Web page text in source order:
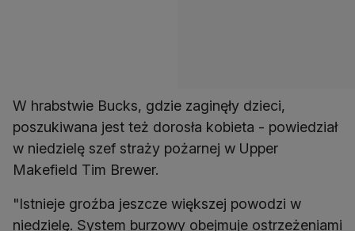
W hrabstwie Bucks, gdzie zaginęły dzieci,
poszukiwana jest też dorosła kobieta - powiedział
w niedzielę szef straży pożarnej w Upper
Makefield Tim Brewer.
"Istnieje groźba jeszcze większej powodzi w
niedzielę. System burzowy obejmuje ostrzeżeniami